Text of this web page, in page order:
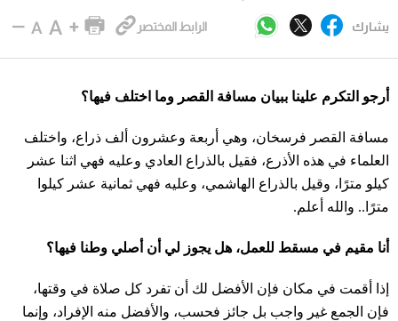
يشارك الرابط المختصر
أرجو التكرم علينا ببيان مسافة القصر وما اختلف فيها؟
مسافة القصر فرسخان، وهي أربعة وعشرون ألف ذراع، واختلف
العلماء في هذه الأذرع، فقيل بالذراع العادي وعليه فهي اثنا عشر
كيلو مترًا، وقيل بالذراع الهاشمي، وعليه فهي ثمانية عشر كيلوا
مترًا.. والله أعلم.
أنا مقيم في مسقط للعمل، هل يجوز لي أن أصلي وطنا فيها؟
إذا أقمت في مكان فإن الأفضل لك أن تفرد كل صلاة في وقتها،
فإن الجمع غير واجب بل جائز فحسب، والأفضل منه الإفراد، وإنما